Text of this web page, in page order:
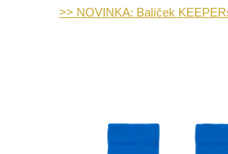
>> NOVINKA: Balíček